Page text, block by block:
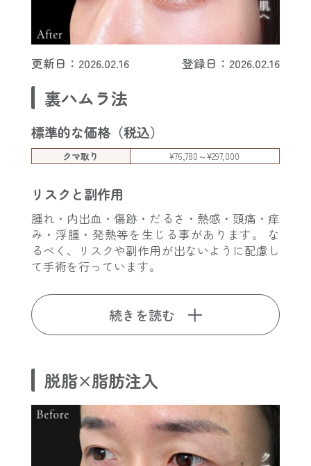
更新日：2026.02.16 登録日：2026.02.16
裏ハムラ法
標準的な価格（税込）
クマ取り ¥76,780～¥297,000
リスクと副作用
腫れ・内出血・傷跡・だるさ・熱感・頭痛・痒
み・浮腫・発熱等を生じる事があります。 な
るべく、リスクや副作用が出ないように配慮し
て手術を行っています。
続きを読む
脱脂×脂肪注入